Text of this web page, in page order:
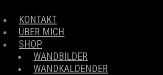
KONTAKT
ÜBER MICH
SHOP
WANDBILDER
WANDKALDENDER